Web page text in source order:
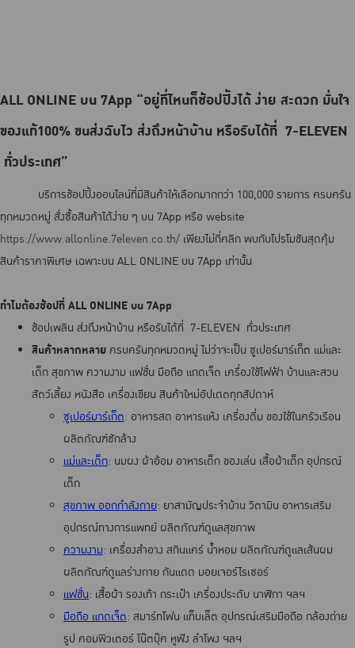
ALL ONLINE บน 7App “อยู่ที่ไหนก็ช้อปปิ้งได้ ง่าย สะดวก มั่นใจ
ของแท้100% ขนส่งฉับไว ส่งถึงหน้าบ้าน หรือรับได้ที่ 7-ELEVEN
ทั่วประเทศ”
บริการช้อปปิ้งออนไลน์ที่มีสินค้าให้เลือกมากกว่า 100,000 รายการ ครบครัน
ทุกหมวดหมู่ สั่งซื้อสินค้าได้ง่าย ๆ บน 7App หรือ website
https://www.allonline.7eleven.co.th/ เพียงไม่กี่คลิก พบกับโปรโมชันสุดคุ้ม
สินค้าราคาพิเศษ เฉพาะบน ALL ONLINE บน 7App เท่านั้น
ทำไมต้องช้อปที่ ALL ONLINE บน 7App
ช้อปเพลิน ส่งถึงหน้าบ้าน หรือรับได้ที่ 7-ELEVEN ทั่วประเทศ
สินค้าหลากหลาย ครบครันทุกหมวดหมู่ ไม่ว่าจะเป็น ซูเปอร์มาร์เก็ต แม่และ
เด็ก สุขภาพ ความงาม แฟชั่น มือถือ แกดเจ็ต เครื่องใช้ไฟฟ้า บ้านและสวน
สัตว์เลี้ยง หนังสือ เครื่องเขียน สินค้าใหม่อัปเดตทุกสัปดาห์
ซูเปอร์มาร์เก็ต: อาหารสด อาหารแห้ง เครื่องดื่ม ของใช้ในครัวเรือน
ผลิตภัณฑ์ซักล้าง
แม่และเด็ก: นมผง ผ้าอ้อม อาหารเด็ก ของเล่น เสื้อผ้าเด็ก อุปกรณ์
เด็ก
สุขภาพ ออกกำลังกาย: ยาสามัญประจำบ้าน วิตามิน อาหารเสริม
อุปกรณ์ทางการแพทย์ ผลิตภัณฑ์ดูแลสุขภาพ
ความงาม: เครื่องสำอาง สกินแคร์ น้ำหอม ผลิตภัณฑ์ดูแลเส้นผม
ผลิตภัณฑ์ดูแลร่างกาย กันแดด มอยเจอร์ไรเซอร์
แฟชั่น: เสื้อผ้า รองเท้า กระเป๋า เครื่องประดับ นาฬิกา ฯลฯ
มือถือ แกดเจ็ต: สมาร์ทโฟน แท็บเล็ต อุปกรณ์เสริมมือถือ กล้องถ่าย
รูป คอมพิวเตอร์ โน๊ตบุ๊ค หูฟัง ลำโพง ฯลฯ